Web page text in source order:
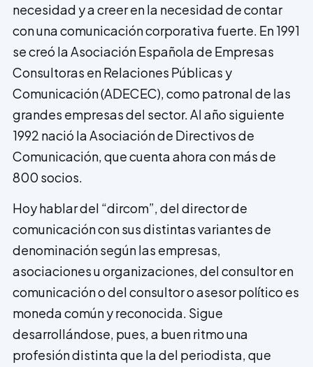
necesidad y a creer en la necesidad de contar
con una comunicación corporativa fuerte. En 1991
se creó la Asociación Española de Empresas
Consultoras en Relaciones Públicas y
Comunicación (ADECEC), como patronal de las
grandes empresas del sector. Al año si­guiente
1992 nació la Asociación de Directivos de
Comunicación, que cuenta ahora con más de
800 socios.
Hoy hablar del “dircom”, del director de
comunicación con sus distintas variantes de
denominación según las empresas,
asociaciones u organizaciones, del consultor en
comunicación o del consultor o asesor político es
moneda común y reconocida. Sigue
desarrollándose, pues, a buen ritmo una
profesión distinta que la del periodista, que